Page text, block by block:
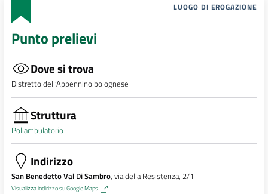
LUOGO DI EROGAZIONE
Punto prelievi
Dove si trova
Distretto dell’Appennino bolognese
Struttura
Poliambulatorio
Indirizzo
San Benedetto Val Di Sambro, via della Resistenza, 2/1
Visualizza indirizzo su Google Maps